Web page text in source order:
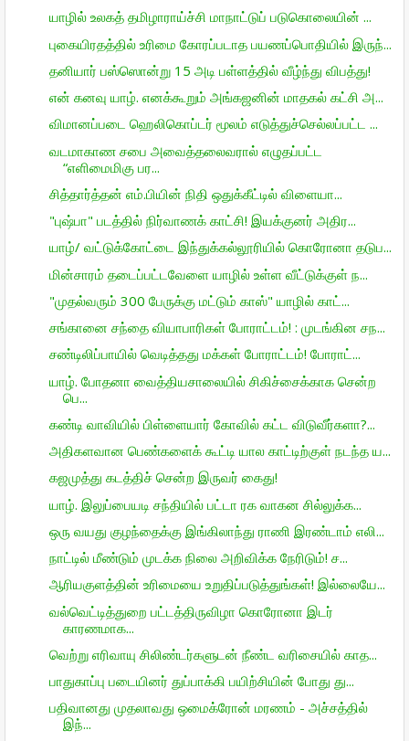
யாழில் உலகத் தமிழாராய்ச்சி மாநாட்டுப் படுகொலையின் ...
புகையிரதத்தில் உரிமை கோரப்படாத பயணப்பொதியில் இருந்...
தனியார் பஸ்ஸொன்று 15 அடி பள்ளத்தில் வீழ்ந்து விபத்து!
என் கனவு யாழ். எனக்கூறும் அங்கஜனின் மாதகல் கட்சி அ...
விமானப்படை ஹெலிகொப்டர் மூலம் எடுத்துச்செல்லப்பட்ட ...
வடமாகாண சபை அவைத்தலைவரால் எழுதப்பட்ட
“எளிமைமிகு பர...
சித்தார்த்தன் எம்.பியின் நிதி ஒதுக்கீட்டில் விளையா...
"புஷ்பா" படத்தில் நிர்வாணக் காட்சி! இயக்குனர் அதிர...
யாழ்/ வட்டுக்கோட்டை இந்துக்கல்லூரியில் கொரோனா தடுப...
மின்சாரம் தடைப்பட்டவேளை யாழில் உள்ள வீட்டுக்குள் ந...
"முதல்வரும் 300 பேருக்கு மட்டும் காஸ்" யாழில் காட்...
சங்கானை சந்தை வியாபாரிகள் போராட்டம்! : முடங்கின சந...
சண்டிலிப்பாயில் வெடித்தது மக்கள் போராட்டம்! போராட்...
யாழ். போதனா வைத்தியசாலையில் சிகிச்சைக்காக சென்ற
பெ...
கண்டி வாவியில் பிள்ளையார் கோவில் கட்ட விடுவீர்களா?...
அதிகளவான பெண்களைக் கூட்டி யால காட்டிற்குள் நடந்த ய...
கஜமுத்து கடத்திச் சென்ற இருவர் கைது!
யாழ். இலுப்பையடி சந்தியில் பட்டா ரக வாகன சில்லுக்க...
ஒரு வயது குழந்தைக்கு இங்கிலாந்து ராணி இரண்டாம் எலி...
நாட்டில் மீண்டும் முடக்க நிலை அறிவிக்க நேரிடும்! ச...
ஆரியகுளத்தின் உரிமையை உறுதிப்படுத்துங்கள்! இல்லையே...
வல்வெட்டித்துறை பட்டத்திருவிழா கொரோனா இடர்
காரணமாக...
வெற்று எரிவாயு சிலிண்டர்களுடன் நீண்ட வரிசையில் காத...
பாதுகாப்பு படையினர் துப்பாக்கி பயிற்சியின் போது து...
பதிவானது முதலாவது ஒமைக்ரோன் மரணம் - அச்சத்தில்
இந்...